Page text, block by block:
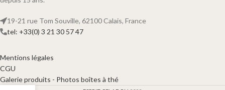
19-21 rue Tom Souville, 62100 Calais, France
tel: +33(0) 3 21 30 57 47
Mentions légales
CGU
Galerie produits - Photos boîtes à thé